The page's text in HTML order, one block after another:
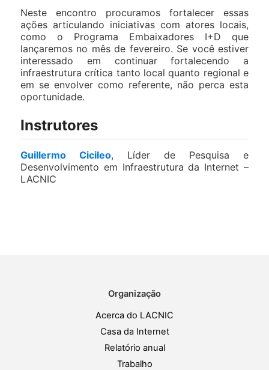
Neste encontro procuramos fortalecer essas
ações articulando iniciativas com atores locais,
como o Programa Embaixadores I+D que
lançaremos no mês de fevereiro. Se você estiver
interessado em continuar fortalecendo a
infraestrutura crítica tanto local quanto regional e
em se envolver como referente, não perca esta
oportunidade.
Instrutores
Guillermo Cicileo, Líder de Pesquisa e
Desenvolvimento em Infraestrutura da Internet –
LACNIC
Organização
Acerca do LACNIC
Casa da Internet
Relatório anual
Trabalho